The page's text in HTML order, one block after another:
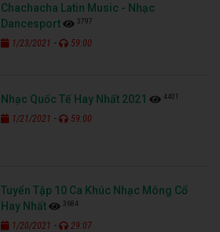
Chachacha Latin Music - Nhạc
Dancesport
3797
1/23/2021 - 59:00
Nhạc Quốc Tế Hay Nhất 2021 4401
1/21/2021 - 59:00
Tuyển Tập 10 Ca Khúc Nhạc Mông Cổ
Hay Nhất
3684
1/20/2021 - 29:07